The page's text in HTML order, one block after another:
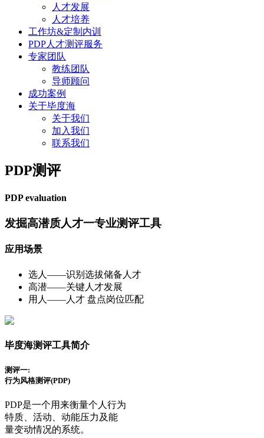
人才发展
人才培养
工作坊&定制内训
PDP人才测评服务
专家团队
教练团队
导师顾问
成功案例
关于毕度海
关于我们
加入我们
联系我们
PDP测评
PDP evaluation
发掘高潜质人才一专业测评工具
应用场景
选人——识别选拔储备人才
高潜——关键人才发展
用人——人才 盘点岗位匹配
毕度海测评工具简介
测评一:
行为风格测评(PDP)
PDP是一个用来衡量个人行为
特质、活动、动能压力及能
量变动情况的系统。